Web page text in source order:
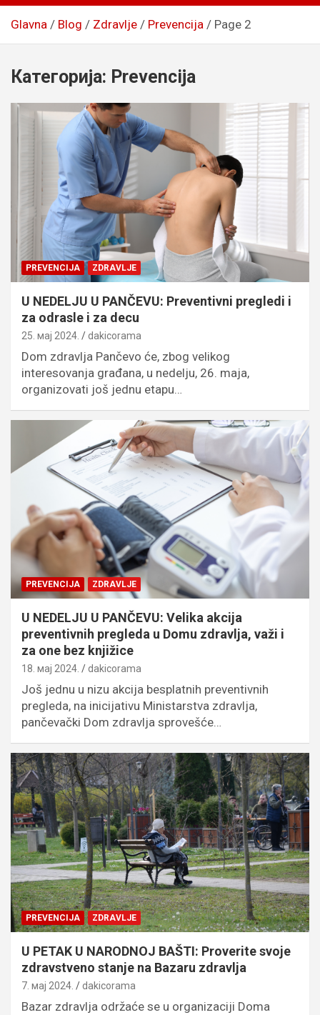
Glavna Blog Zdravlje Prevencija Page 2
Категорија: Prevencija
PREVENCIJA ZDRAVLJE
U NEDELJU U PANČEVU: Preventivni pregledi i
za odrasle i za decu
25. мај 2024. dakicorama
Dom zdravlja Pančevo će, zbog velikog
interesovanja građana, u nedelju, 26. maja,
organizovati još jednu etapu…
PREVENCIJA ZDRAVLJE
U NEDELJU U PANČEVU: Velika akcija
preventivnih pregleda u Domu zdravlja, važi i
za one bez knjižice
18. мај 2024. dakicorama
Još jednu u nizu akcija besplatnih preventivnih
pregleda, na inicijativu Ministarstva zdravlja,
pančevački Dom zdravlja sprovešće…
PREVENCIJA ZDRAVLJE
U PETAK U NARODNOJ BAŠTI: Proverite svoje
zdravstveno stanje na Bazaru zdravlja
7. мај 2024. dakicorama
Bazar zdravlja održaće se u organizaciji Doma